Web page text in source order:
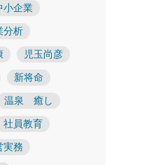
小企業
分析
児玉尚彦
新将命
温泉 癒し
社員教育
実務